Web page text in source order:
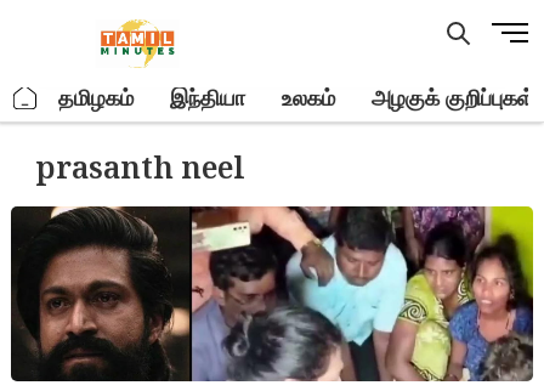
M
u
t
o
n
. தமிழகம் இந்தியா உலகம் அழகுக் குறிப்புகள்
prasanth neel